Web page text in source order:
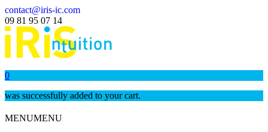
contact@iris-ic.com
09 81 95 07 14
0
was successfully added to your cart.
MENUMENU